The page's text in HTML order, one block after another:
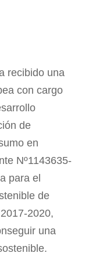
recibido una
con cargo
de
en
Nº1143635-
para el
de
2020,
una